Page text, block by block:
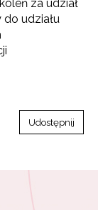
za udział
udziału
Udostępnij